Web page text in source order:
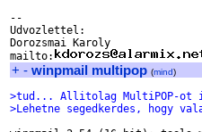
--
Udvozlettel:
Dorozsmai Karoly
mailto:
+ - winpmail multipop (mind)
>tud... Allitolag MultiPOP-ot
>Lehetne segedkerdes, hogy